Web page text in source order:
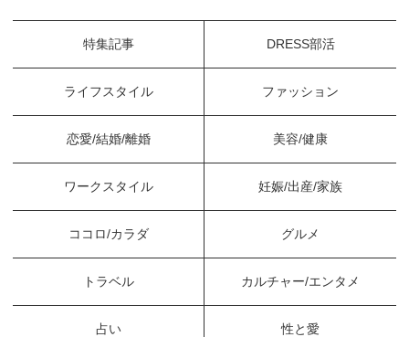
特集記事 DRESS部活
ライフスタイル ファッション
恋愛/結婚/離婚 美容/健康
ワークスタイル 妊娠/出産/家族
ココロ/カラダ グルメ
トラベル カルチャー/エンタメ
占い 性と愛